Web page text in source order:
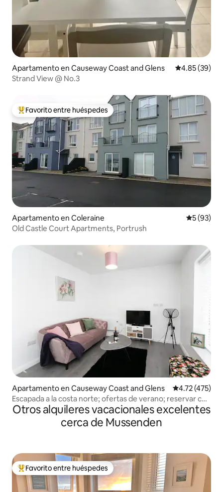
Apartamento en Causeway Coast and Glens Calificación
4.85 (39)
Strand View @ No.3
Favorito entre huéspedes preferido
Favorito entre huéspedes
Apartamento en Coleraine
5 (93)
Old Castle Court Apartments, Portrush
Apartamento en Causeway Coast and Glens Calificación
4.72 (475)
Escapada a la costa norte; ofertas de verano; reservar con
anticipación
Otros alquileres vacacionales excelentes
cerca de Mussenden
Favorito entre huéspedes preferido
Favorito entre huéspedes